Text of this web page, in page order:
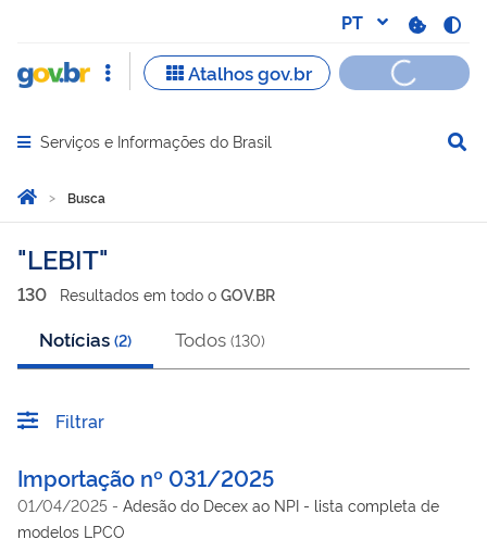
Abrir menu principal de navegação
Serviços e Informações do Brasil
Você está aqui:
Página Inicial
Busca
Busca
LEBIT
130 Resultados em todo o GOV.BR
Notícias (2) Todos (130)
Filtrar
Importação nº 031/2025
01/04/2025 - Adesão do Decex ao NPI - lista completa de
modelos LPCO